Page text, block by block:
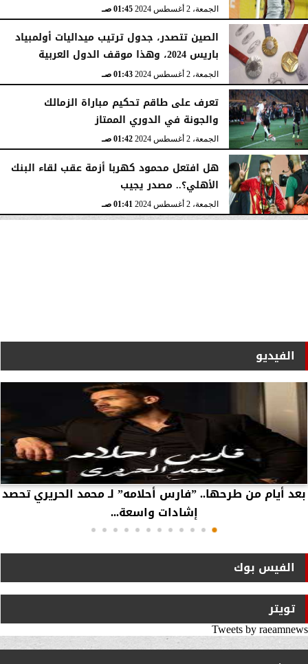
الجمعة، 2 أغسطس 2024 01:45 صـ
الصين تتصدر، جدول ترتيب ميداليات أولمبياد
باريس 2024، وهذا موقف الدول العربية
الجمعة، 2 أغسطس 2024 01:43 صـ
تعرف على طاقم تحكيم مباراة الزمالك
والجونة في الدوري الممتاز
الجمعة، 2 أغسطس 2024 01:42 صـ
هل افتعل محمود كهربا أزمة عقب لقاء البنك
الأهلي؟.. مصدر يجيب
الجمعة، 2 أغسطس 2024 01:41 صـ
الفيديو
بعد أيام من طرحها.. ”فارس أحلامه” لـ محمد الحريري تحصد
إشادات واسعة...
الفيس بوك
تويتر
Tweets by raeamnews